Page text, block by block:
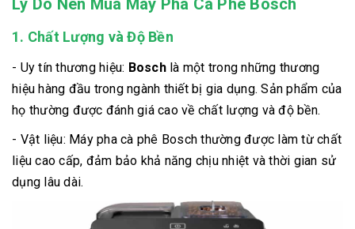
Lý Do Nên Mua Máy Pha Cà Phê Bosch
1. Chất Lượng và Độ Bền
- Uy tín thương hiệu: Boschlà một trong những thương
hiệu hàng đầu trong ngành thiết bị gia dụng. Sản phẩm của
họ thường được đánh giá cao về chất lượng và độ bền.
- Vật liệu: Máy pha cà phê Bosch thường được làm từ chất
liệu cao cấp, đảm bảo khả năng chịu nhiệt và thời gian sử
dụng lâu dài.